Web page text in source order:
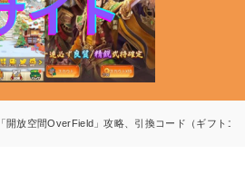
「開放空間OverField」攻略、引換コード（ギフトコ